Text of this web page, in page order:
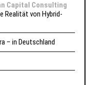
Capital Consulting
Realität von Hybrid-
– in Deutschland